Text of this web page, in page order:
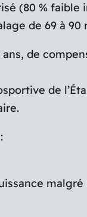
(80 %
de 69 à 90
de
de